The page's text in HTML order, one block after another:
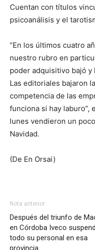
Cuentan con títulos
psicoanálisis y el
“En los últimos cuatro
nuestro rubro en
poder adquisitivo bajó y
Las editoriales bajaron
competencia de las
funciona si hay laburo”,
lunes vendieron un
Navidad.
(De En Orsai)
Nota anterior
Después del triunfo de
en Córdoba Iveco
todo su personal en esa
provincia